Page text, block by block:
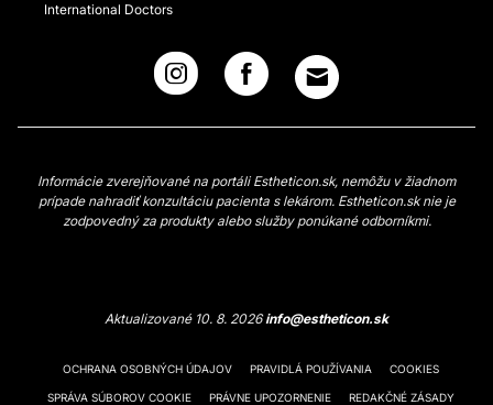
International Doctors
Informácie zverejňované na portáli Estheticon.sk, nemôžu v žiadnom
prípade nahradiť konzultáciu pacienta s lekárom. Estheticon.sk nie je
zodpovedný za produkty alebo služby ponúkané odborníkmi.
Aktualizované 10. 8. 2026info@estheticon.sk
OCHRANA OSOBNÝCH ÚDAJOV PRAVIDLÁ POUŽÍVANIA COOKIES
SPRÁVA SÚBOROV COOKIE PRÁVNE UPOZORNENIE REDAKČNÉ ZÁSADY